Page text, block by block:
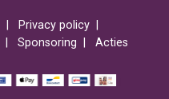
Privacy policy
Sponsoring Acties